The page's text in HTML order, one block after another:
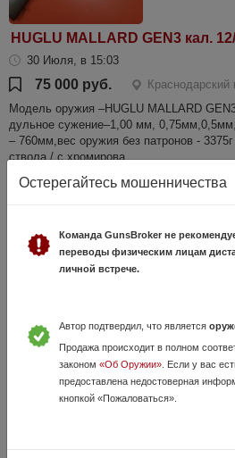
HUGLU MALLARD GEN3 кал.
30 Июля, в 15:03
75 000 руб.
Краснодарский
Модель оружия –HUGLU MALLARD
дульное сужение–1,00 мм,
– 760мм,вес оружия без патронов -
ствола / с хромирова...
HUGLU RENOVA BLACK кал.
30 Июля, в 14:52
67 000 руб.
Краснодарский
Остерегайтесь мошенничества
Команда GunsBroker не
переводы физическим лицам
личной встрече.
Автор подтвердил, что является
Продажа происходит в полном
законом «Об Оружии». Если у вас
предоставлена недостоверная
кнопкой «Пожаловаться».